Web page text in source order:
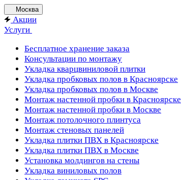
Москва
Акции
Услуги
Бесплатное хранение заказа
Консультации по монтажу
Укладка кварцвиниловой плитки
Укладка пробковых полов в Красноярске
Укладка пробковых полов в Москве
Монтаж настенной пробки в Красноярске
Монтаж настенной пробки в Москве
Монтаж потолочного плинтуса
Монтаж стеновых панелей
Укладка плитки ПВХ в Красноярске
Укладка плитки ПВХ в Москве
Установка молдингов на стены
Укладка виниловых полов